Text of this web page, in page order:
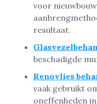
voor
resultaat.
beschadigde
Renovlies
vaak gebruikt
oneffenheden